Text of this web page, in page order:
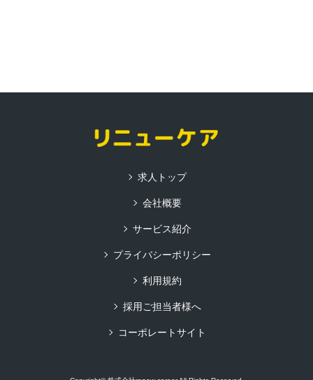
求人トップ
会社概要
サービス紹介
プライバシーポリシー
利用規約
採用ご担当者様へ
コーポレートサイト